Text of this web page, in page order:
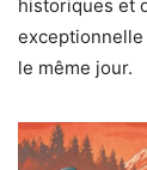
historiques et
le même jour.